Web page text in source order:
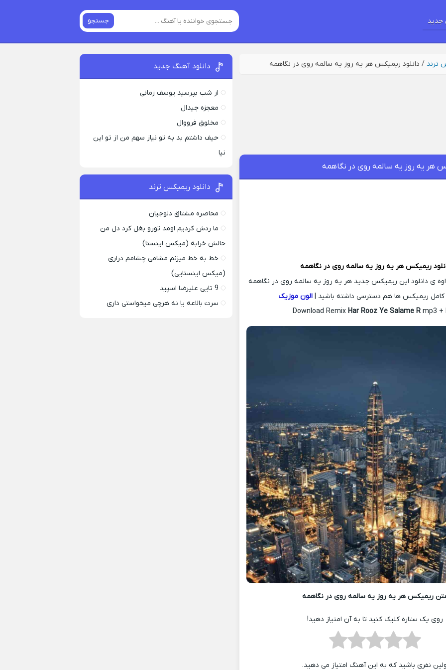
جستجو
ترند / دانلود ریمیکس هر یه روز یه سالمه روی در نگاهمه
هر یه روز یه سالمه روی در نگاهمه
ریمیکس هر یه روز یه سالمه روی در نگاهمه
ی دانلود این ریمیکس جدید هر یه روز یه سالمه روی در نگاهمه
کامل ریمیکس ها هم دسترسی داشته باشید | الون موزیک
Download Remix Har Rooz Ye Salame R mp3 +
ریمیکس هر یه روز یه سالمه روی در نگاهمه
روی یک ستاره کلیک کنید تا به آن امتیاز دهید!
نفری باشید که به این آهنگ امتیاز می دهید.
دانلود آهنگ جدید
از شب بپرسید یوسف زمانی
معجزه جیدال
مخلوق فرووال
حیف داشتم بد به تو نیاز سهم من از تو این
نیا
دانلود ریمیکس ترند
محاصره مشتاق دلوجیان
ما ردش کردیم اومد تورو بغل کرد دل من
حالش خرابه (میکس اینستا)
خط به خط میزنم مشامی چشامم دراری
(میکس اینستایی)
9 تایی علیرضا اسپید
سرت بالاعه یا نه هرچی میخواستی داری